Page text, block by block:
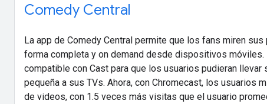
Comedy Central
La app de Comedy Central permite que los fans miren
forma completa y on demand desde dispositivos móviles.
compatible con Cast para que los usuarios pudieran llevar
pequeña a sus TVs. Ahora, con Chromecast, los usuarios
de videos, con 1.5 veces más visitas que el usuario